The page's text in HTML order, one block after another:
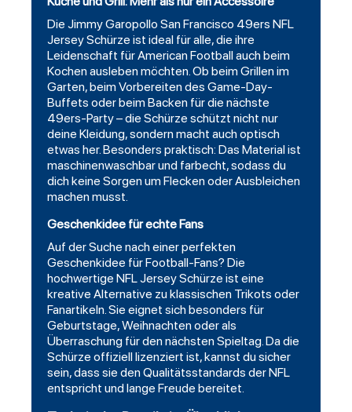
Die Jimmy Garopollo San Francisco 49ers NFL
Jersey Schürze ist ideal für alle, die ihre
Leidenschaft für AmericanFootballauch beim
Kochen ausleben möchten. Ob beim Grillen im
Garten, beim Vorbereiten des Game-Day-
Buffets oder beim Backen für die nächste
49ers-Party – die Schürze schützt nicht nur
deine Kleidung, sondern macht auch optisch
etwas her. Besonders praktisch: Das Material ist
maschinenwaschbar und farbecht, sodass du
dich keine Sorgen um Flecken oder Ausbleichen
machen musst.
Geschenkidee für echte Fans
Auf der Suche nach einer perfekten
Geschenkidee für Football-Fans? Die
hochwertige NFL Jersey Schürze ist eine
kreative Alternative zu klassischen Trikots oder
Fanartikeln. Sie eignet sich besonders für
Geburtstage, Weihnachten oder als
Überraschung für den nächsten Spieltag. Da die
Schürze offiziell lizenziert ist, kannst du sicher
sein, dass sie den Qualitätsstandards der NFL
entspricht und lange Freude bereitet.